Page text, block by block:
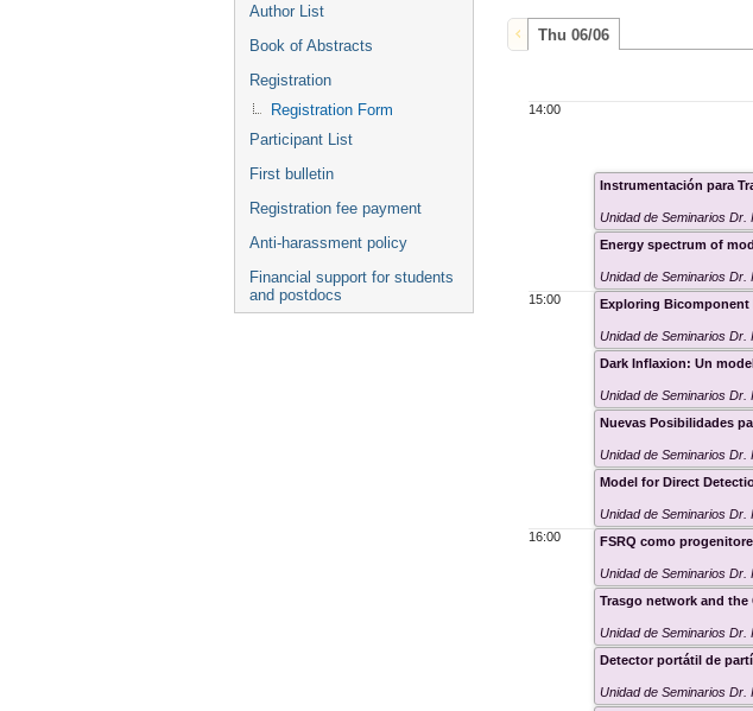
Author List
Book of Abstracts
Registration
Registration Form
Participant List
First bulletin
Registration fee payment
Anti-harassment policy
Financial support for students
and postdocs
Thu 06/06
14:00
15:00
16:00
Instrumentación para
Unidad de Seminarios Dr.
Energy spectrum of
Unidad de Seminarios Dr.
Exploring Bicomponent
Unidad de Seminarios Dr.
Dark Inflaxion: Un
Unidad de Seminarios Dr.
Nuevas Posibilidades
Unidad de Seminarios Dr.
Model for Direct
Unidad de Seminarios Dr.
FSRQ como
Unidad de Seminarios Dr.
Trasgo network and the
Unidad de Seminarios Dr.
Detector portátil de
Unidad de Seminarios Dr.